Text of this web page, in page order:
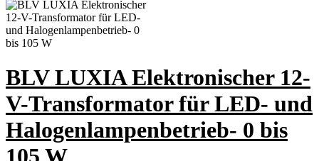
BLV LUXIA Elektronischer 12-
V-Transformator für LED- und
Halogenlampenbetrieb- 0 bis